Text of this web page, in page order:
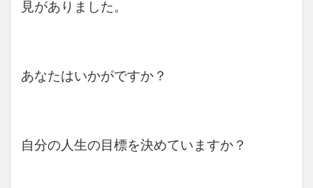
見がありました。
あなたはいかがですか？
自分の人生の目標を決めていますか？